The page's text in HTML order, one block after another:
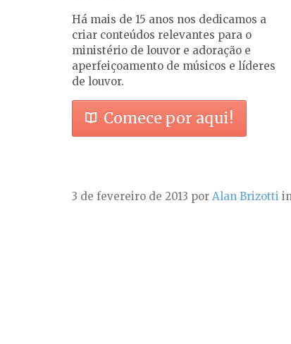
Há mais de 15 anos nos dedicamos a
criar conteúdos relevantes para o
ministério de louvor e adoração e
aperfeiçoamento de músicos e líderes
de louvor.
Comece por aqui!
3 de fevereiro de 2013 por Alan Brizotti